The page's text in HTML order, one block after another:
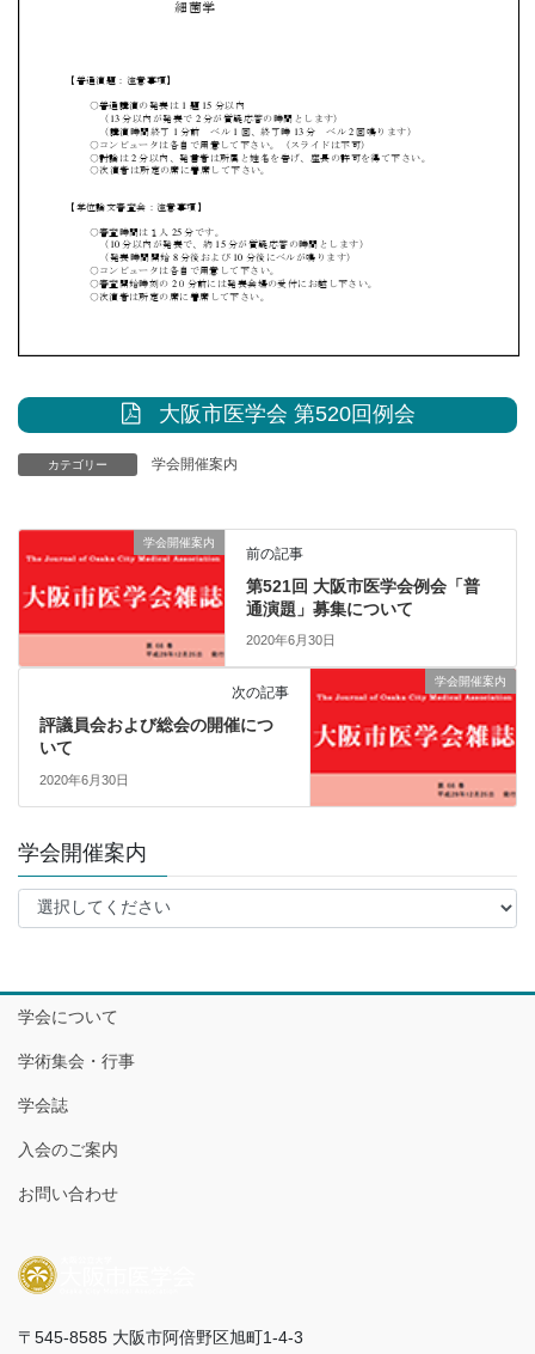
大阪市医学会 第520回例会
カテゴリー 学会開催案内
学会開催案内
前の記事
第521回 大阪市医学会例会「普
通演題」募集について
2020年6月30日
学会開催案内
次の記事
評議員会および総会の開催につ
いて
2020年6月30日
学会開催案内
学会について
学術集会・行事
学会誌
入会のご案内
お問い合わせ
〒545-8585 大阪市阿倍野区旭町1-4-3